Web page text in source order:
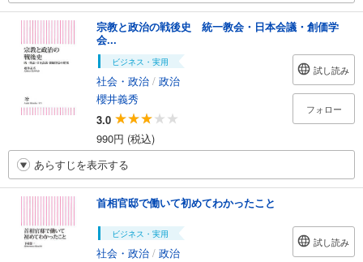
宗教と政治の戦後史 統一教会・日本会議・創価学
会...
ビジネス・実用
社会・政治 / 政治
櫻井義秀
3.0
990円 (税込)
試し読み
フォロー
あらすじを表示する
首相官邸で働いて初めてわかったこと
ビジネス・実用
社会・政治 / 政治
試し読み